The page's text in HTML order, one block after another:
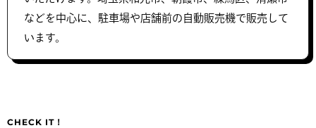
などを中心に、駐車場や店舗前の自動販売機で販売して
います。